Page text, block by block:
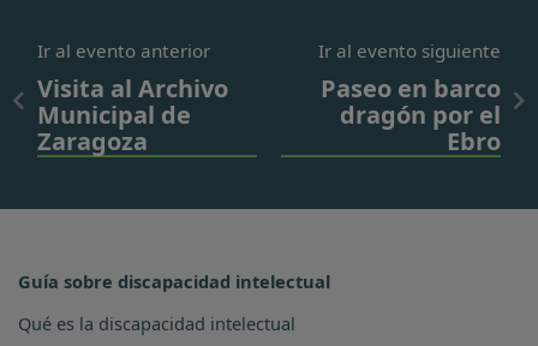
Ir al evento anterior
Visita al Archivo
Municipal de
Zaragoza
Ir al evento siguiente
Paseo en barco
dragón por el
Ebro
Guía sobre discapacidad intelectual
Qué es la discapacidad intelectual